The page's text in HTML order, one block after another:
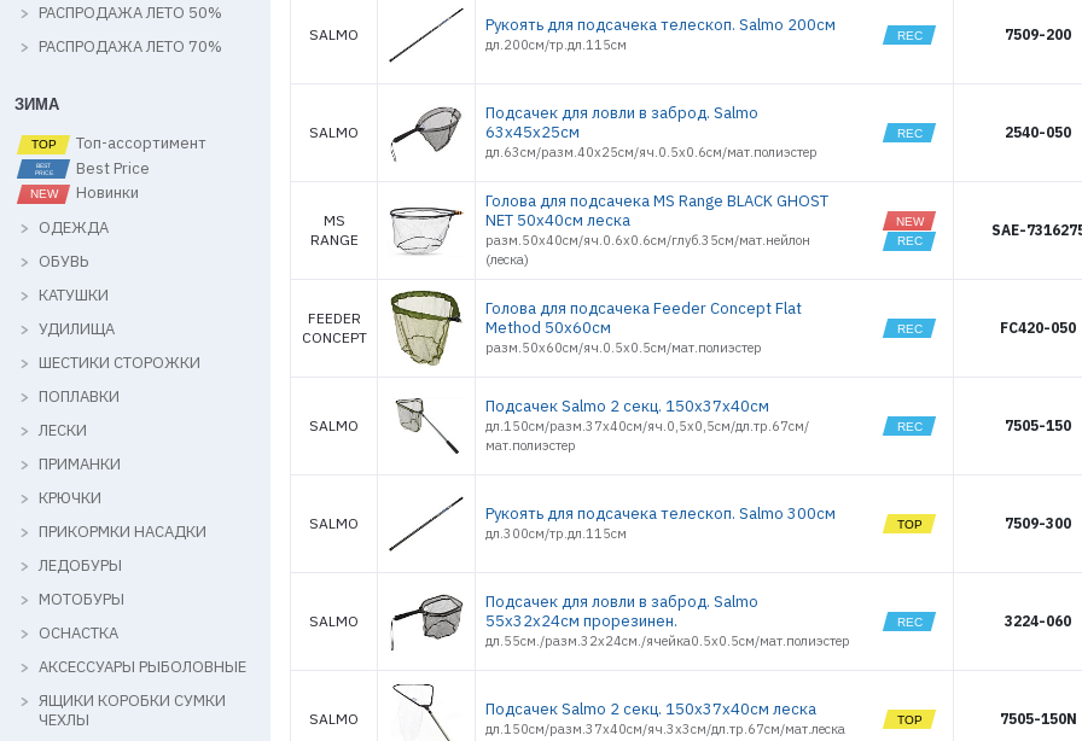
РАСПРОДАЖА ЛЕТО 50%
РАСПРОДАЖА ЛЕТО 70%
ЗИМА
Топ-ассортимент
Best Price
Новинки
ОДЕЖДА
ОБУВЬ
КАТУШКИ
УДИЛИЩА
ШЕСТИКИ СТОРОЖКИ
ПОПЛАВКИ
ЛЕСКИ
ПРИМАНКИ
КРЮЧКИ
ПРИКОРМКИ НАСАДКИ
ЛЕДОБУРЫ
МОТОБУРЫ
ОСНАСТКА
АКСЕССУАРЫ РЫБОЛОВНЫЕ
ЯЩИКИ КОРОБКИ СУМКИ
ЧЕХЛЫ
SALMO Рукоять для подсачека телескоп. Salmo 200см
дл.200см/тр.дл.115см
7509-200
SALMO
Подсачек для ловли в заброд. Salmo
63х45х25см
дл.63см/разм.40х25см/яч.0.5х0.6см/мат.полиэстер
2540-050
MS
RANGE
Голова для подсачека MS Range BLACK GHOST
NET 50х40см леска
разм.50х40см/яч.0.6х0.6см/глуб.35см/мат.нейлон
(леска)
SAE-
FEEDER
CONCEPT
Голова для подсачека Feeder Concept Flat
Method 50х60см
разм.50х60см/яч.0.5х0.5см/мат.полиэстер
FC420-050
SALMO
Подсачек Salmo 2 секц. 150х37x40см
дл.150см/разм.37х40см/яч.0,5х0,5см/дл.тр.67см/
мат.полиэстер
7505-150
SALMO Рукоять для подсачека телескоп. Salmo 300см
дл.300см/тр.дл.115см
7509-300
SALMO
Подсачек для ловли в заброд. Salmo
55х32х24см прорезинен.
дл.55см./разм.32х24см./ячейка0.5х0.5см/мат.полиэстер
3224-060
SALMO Подсачек Salmo 2 секц. 150х37x40см леска
дл.150см/разм.37х40см/яч.3х3см/дл.тр.67см/мат.леска
7505-150N